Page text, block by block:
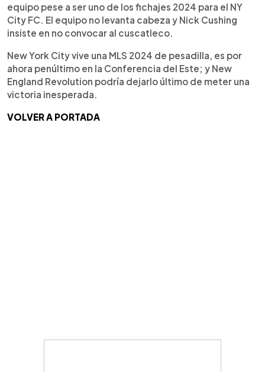
equipo pese a ser uno de los fichajes 2024 para el NY
City FC. El equipo no levanta cabeza y Nick Cushing
insiste en no convocar al cuscatleco.
New York City vive una MLS 2024 de pesadilla, es por
ahora penúltimo en la Conferencia del Este; y New
England Revolution podría dejarlo último de meter una
victoria inesperada.
VOLVER A PORTADA